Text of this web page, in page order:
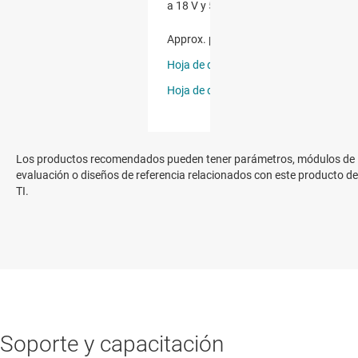
Los productos recomendados pueden tener parámetros, módulos de
evaluación o diseños de referencia relacionados con este producto de
TI.
Soporte y capacitación